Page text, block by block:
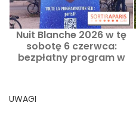
Nuit Blanche 2026 w tę
sobotę 6 czerwca:
bezpłatny program w
UWAGI